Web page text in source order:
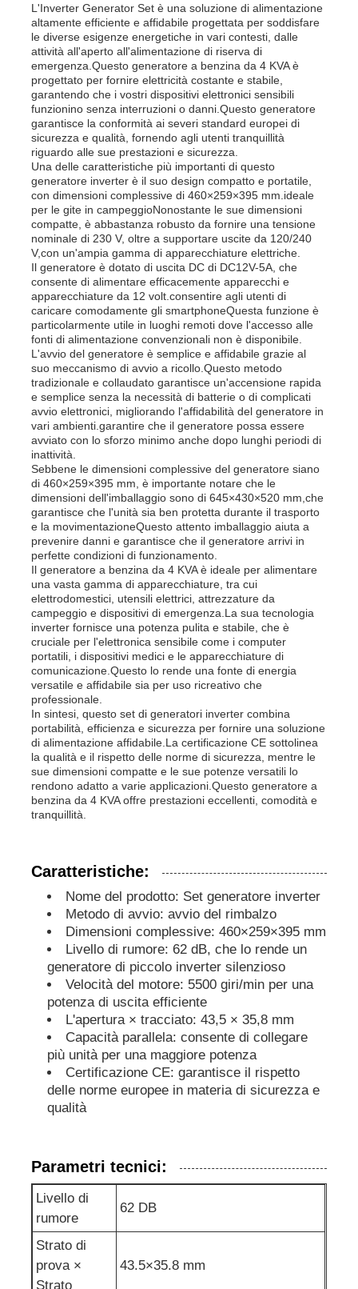
Casa
Prodotti
Video
Chi siamo
Fatory Tour
Controllo di qualità
Contattaci
notizie
Tutti i casi
Richiedere un preventivo
gruppo elettrogeno diesel
set di generatori a benzina
Gruppo elettrogeno inverter
Gruppo elettrogeno portatile
Gruppo elettrogeno industriale
Gruppo elettrogeno digitale
Generatore open frame
gruppo elettrogeno insonorizzato
generatore domestico di uso
Gruppo elettrogeno del baldacchino
Manutenzione del generatore
Gruppo elettrogeno per saldatura
motore diesel del generatore
L'Inverter Generator Set è una soluzione di alimentazione
altamente efficiente e affidabile progettata per soddisfare
le diverse esigenze energetiche in vari contesti, dalle
attività all'aperto all'alimentazione di riserva di
emergenza.Questo generatore a benzina da 4 KVA è
progettato per fornire elettricità costante e stabile,
garantendo che i vostri dispositivi elettronici sensibili
funzionino senza interruzioni o danni.Questo generatore
garantisce la conformità ai severi standard europei di
sicurezza e qualità, fornendo agli utenti tranquillità
riguardo alle sue prestazioni e sicurezza.
Una delle caratteristiche più importanti di questo
generatore inverter è il suo design compatto e portatile,
con dimensioni complessive di 460×259×395 mm.ideale
per le gite in campeggioNonostante le sue dimensioni
compatte, è abbastanza robusto da fornire una tensione
nominale di 230 V, oltre a supportare uscite da 120/240
V,con un'ampia gamma di apparecchiature elettriche.
Il generatore è dotato di uscita DC di DC12V-5A, che
consente di alimentare efficacemente apparecchi e
apparecchiature da 12 volt.consentire agli utenti di
caricare comodamente gli smartphoneQuesta funzione è
particolarmente utile in luoghi remoti dove l'accesso alle
fonti di alimentazione convenzionali non è disponibile.
L'avvio del generatore è semplice e affidabile grazie al
suo meccanismo di avvio a ricollo.Questo metodo
tradizionale e collaudato garantisce un'accensione rapida
e semplice senza la necessità di batterie o di complicati
avvio elettronici, migliorando l'affidabilità del generatore in
vari ambienti.garantire che il generatore possa essere
avviato con lo sforzo minimo anche dopo lunghi periodi di
inattività.
Sebbene le dimensioni complessive del generatore siano
di 460×259×395 mm, è importante notare che le
dimensioni dell'imballaggio sono di 645×430×520 mm,che
garantisce che l'unità sia ben protetta durante il trasporto
e la movimentazioneQuesto attento imballaggio aiuta a
prevenire danni e garantisce che il generatore arrivi in
perfette condizioni di funzionamento.
Il generatore a benzina da 4 KVA è ideale per alimentare
una vasta gamma di apparecchiature, tra cui
elettrodomestici, utensili elettrici, attrezzature da
campeggio e dispositivi di emergenza.La sua tecnologia
inverter fornisce una potenza pulita e stabile, che è
cruciale per l'elettronica sensibile come i computer
portatili, i dispositivi medici e le apparecchiature di
comunicazione.Questo lo rende una fonte di energia
versatile e affidabile sia per uso ricreativo che
professionale.
In sintesi, questo set di generatori inverter combina
portabilità, efficienza e sicurezza per fornire una soluzione
di alimentazione affidabile.La certificazione CE sottolinea
la qualità e il rispetto delle norme di sicurezza, mentre le
sue dimensioni compatte e le sue potenze versatili lo
rendono adatto a varie applicazioni.Questo generatore a
benzina da 4 KVA offre prestazioni eccellenti, comodità e
tranquillità.
Caratteristiche:
Nome del prodotto: Set generatore inverter
Metodo di avvio: avvio del rimbalzo
Dimensioni complessive: 460×259×395 mm
Livello di rumore: 62 dB, che lo rende un
generatore di piccolo inverter silenzioso
Velocità del motore: 5500 giri/min per una
potenza di uscita efficiente
L'apertura × tracciato: 43,5 × 35,8 mm
Capacità parallela: consente di collegare
più unità per una maggiore potenza
Certificazione CE: garantisce il rispetto
delle norme europee in materia di sicurezza e
qualità
Parametri tecnici:
Livello di
rumore
62 DB
Strato di
prova ×
Strato
43.5×35.8 mm